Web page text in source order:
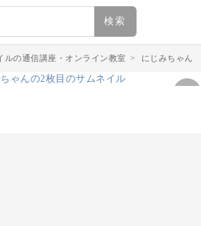
検索
ルの通信講座・オンライン教室 > にじみちゃん